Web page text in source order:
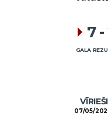
7-
GALA
07/05/